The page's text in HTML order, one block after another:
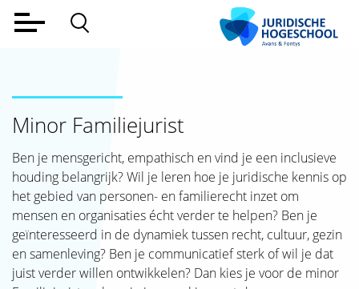
Deeltijd
Werkveld
Alumni
Lectoraat
Over ons
Minor Familiejurist
Ben je mensgericht, empathisch en vind je een inclusieve
houding belangrijk? Wil je leren hoe je juridische kennis op
het gebied van personen- en familierecht inzet om
mensen en organisaties écht verder te helpen? Ben je
geïnteresseerd in de dynamiek tussen recht, cultuur, gezin
en samenleving? Ben je communicatief sterk of wil je dat
juist verder willen ontwikkelen? Dan kies je voor de minor